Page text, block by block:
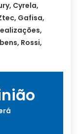
Cyrela,
Gafisa,
Rossi,